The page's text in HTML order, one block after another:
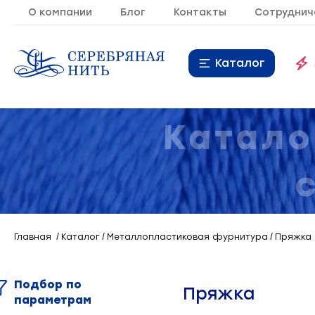
О компании Блог Контакты
Каталог
Молния 9
Резинка 10
Кант
Лента 20
фурнитура
Главная Каталог Металлопластиковая фурнитура Пряжка
Подбор по
параметрам
Пряжка